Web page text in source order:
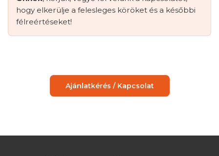
hogy elkerülje a felesleges köröket és a későbbi
félreértéseket!
Ajánlatkérés / Kapcsolat